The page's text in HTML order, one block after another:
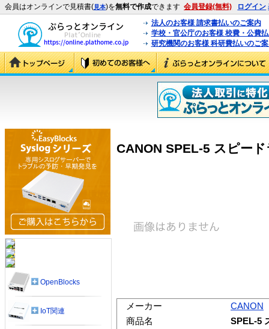
会員はオンラインで見積書(見本)を無料で作成できます 会員登録(無料) ログイン
法人のお客様 請求書払いのご案内
学校・官公庁のお客様 校費・公費
研究機関のお客様 科研費払いのご
CANON SPEL-5 スピー
メーカー
CANON
商品名
SPEL-5
OpenBlocks
IoT関連